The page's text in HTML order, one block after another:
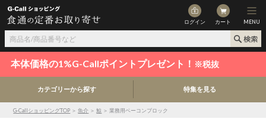
ログイン カート MENU
本体価格の1%G-Callポイントプレゼント！ ※税抜
カテゴリーから探す 特集を見る
G-CallショッピングTOP ＞魚介 ＞鯨 ＞ 業務用ベーコンブロック